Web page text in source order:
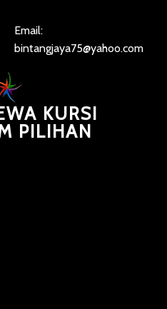
Email:
bintangjaya75@yahoo.com
KURSI
PILIHAN